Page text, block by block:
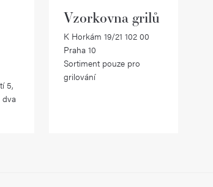
a
c
í
p
5,
dva
Vzorkovna grilů
K Horkám 19/21 102 00
Praha 10
Sortiment pouze pro
grilování